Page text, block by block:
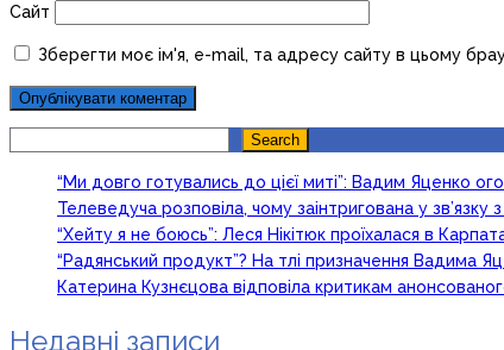
Сайт
Зберегти моє ім'я, e-mail, та адресу сайту в цьому
Search
“Ми довго готувались до цієї миті”: Вадим Яценко
Телеведуча розповіла, чому заінтригована у
“Хейту я не боюсь”: Леся Нікітюк проїхалася в
“Радянський продукт”? На тлі призначення Вадима
Катерина Кузнєцова відповіла критикам
Недавні записи